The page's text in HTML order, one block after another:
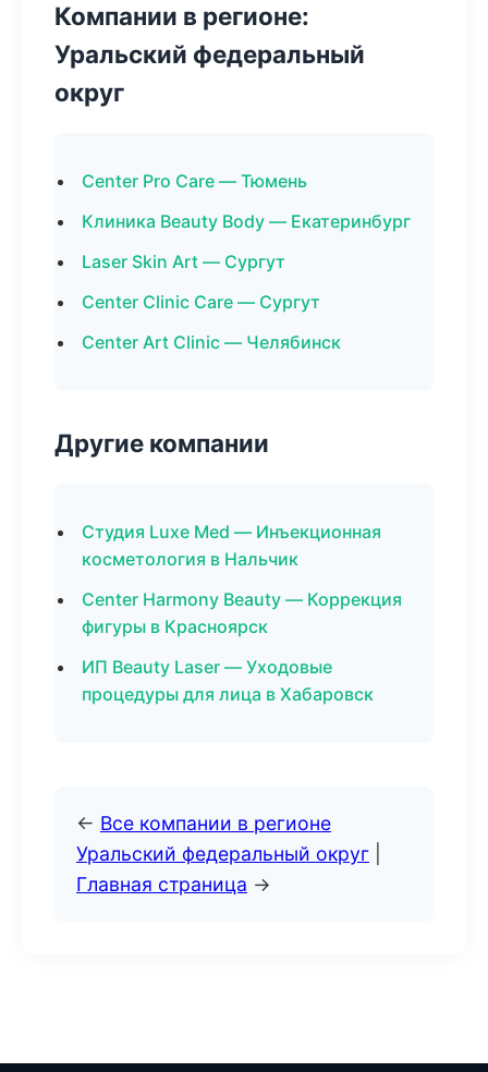
Компании в регионе:
Уральский федеральный
округ
Center Pro Care — Тюмень
Клиника Beauty Body — Екатеринбург
Laser Skin Art — Сургут
Center Clinic Care — Сургут
Center Art Clinic — Челябинск
Другие компании
Студия Luxe Med — Инъекционная
косметология в Нальчик
Center Harmony Beauty — Коррекция
фигуры в Красноярск
ИП Beauty Laser — Уходовые
процедуры для лица в Хабаровск
← Все компании в регионе
Уральский федеральный округ
Главная страница →